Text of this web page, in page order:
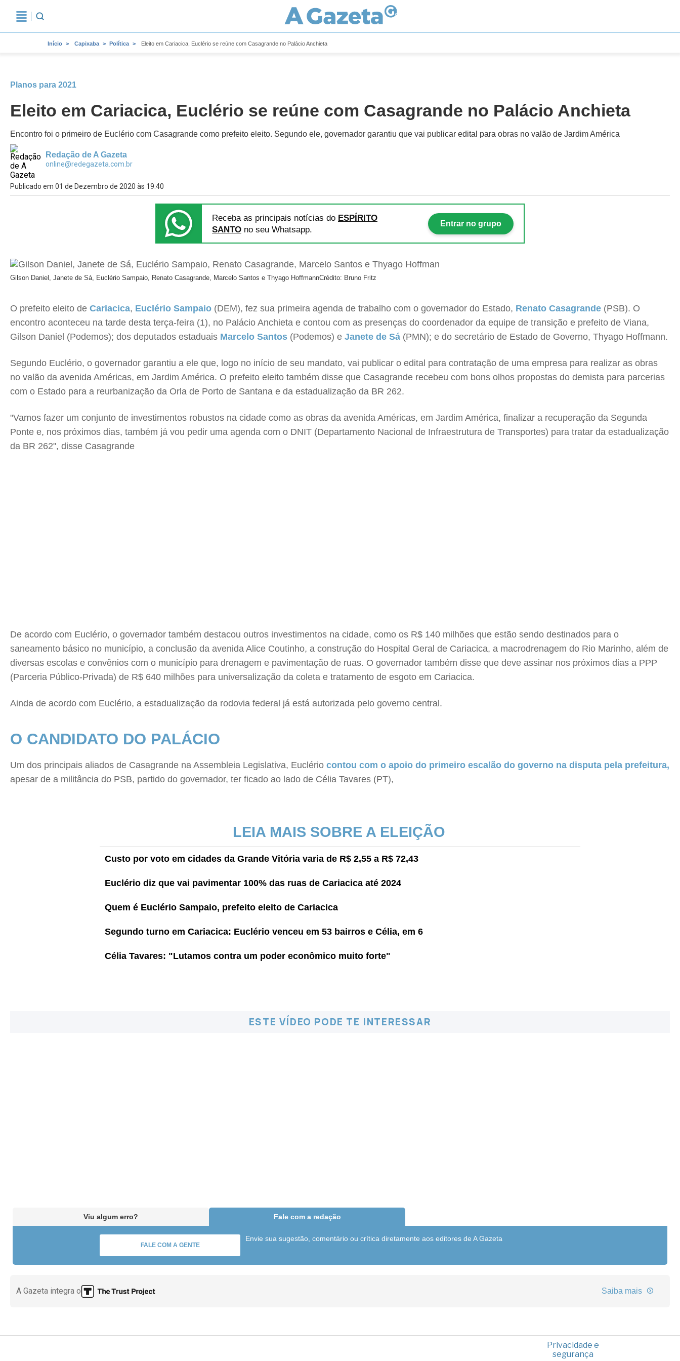
Início Capixaba Política Eleito em Cariacica, Euclério se reúne com Casagrande no Palácio Anchieta
Planos para 2021
Eleito em Cariacica, Euclério se reúne com Casagrande no Palácio Anchieta
Encontro foi o primeiro de Euclério com Casagrande como prefeito eleito. Segundo ele, governador garantiu que vai publicar edital para obras no valão de Jardim América
Redação de A Gazeta
online@redegazeta.com.br
Publicado em 01 de Dezembro de 2020 às 19:40
Receba as principais notícias do ESPÍRITO
SANTO no seu Whatsapp.
Entrar no grupo
Gilson Daniel, Janete de Sá, Euclério Sampaio, Renato Casagrande, Marcelo Santos e Thyago HoffmannCrédito: Bruno Fritz
O prefeito eleito de Cariacica, Euclério Sampaio (DEM), fez sua primeira agenda de trabalho com o governador do Estado, Renato Casagrande (PSB). O
encontro aconteceu na tarde desta terça-feira (1), no Palácio Anchieta e contou com as presenças do coordenador da equipe de transição e prefeito de Viana,
Gilson Daniel (Podemos); dos deputados estaduais Marcelo Santos (Podemos) e Janete de Sá (PMN); e do secretário de Estado de Governo, Thyago Hoffmann.
Segundo Euclério, o governador garantiu a ele que, logo no início de seu mandato, vai publicar o edital para contratação de uma empresa para realizar as obras
no valão da avenida Américas, em Jardim América. O prefeito eleito também disse que Casagrande recebeu com bons olhos propostas do demista para parcerias
com o Estado para a reurbanização da Orla de Porto de Santana e da estadualização da BR 262.
"Vamos fazer um conjunto de investimentos robustos na cidade como as obras da avenida Américas, em Jardim América, finalizar a recuperação da Segunda
Ponte e, nos próximos dias, também já vou pedir uma agenda com o DNIT (Departamento Nacional de Infraestrutura de Transportes) para tratar da estadualização
da BR 262", disse Casagrande
De acordo com Euclério, o governador também destacou outros investimentos na cidade, como os R$ 140 milhões que estão sendo destinados para o
saneamento básico no município, a conclusão da avenida Alice Coutinho, a construção do Hospital Geral de Cariacica, a macrodrenagem do Rio Marinho, além de
diversas escolas e convênios com o município para drenagem e pavimentação de ruas. O governador também disse que deve assinar nos próximos dias a PPP
(Parceria Público-Privada) de R$ 640 milhões para universalização da coleta e tratamento de esgoto em Cariacica.
Ainda de acordo com Euclério, a estadualização da rodovia federal já está autorizada pelo governo central.
O CANDIDATO DO PALÁCIO
Um dos principais aliados de Casagrande na Assembleia Legislativa, Euclério contou com o apoio do primeiro escalão do governo na disputa pela prefeitura,
apesar de a militância do PSB, partido do governador, ter ficado ao lado de Célia Tavares (PT),
LEIA MAIS SOBRE A ELEIÇÃO
Custo por voto em cidades da Grande Vitória varia de R$ 2,55 a R$ 72,43
Euclério diz que vai pavimentar 100% das ruas de Cariacica até 2024
Quem é Euclério Sampaio, prefeito eleito de Cariacica
Segundo turno em Cariacica: Euclério venceu em 53 bairros e Célia, em 6
Célia Tavares: "Lutamos contra um poder econômico muito forte"
ESTE VÍDEO PODE TE INTERESSAR
Viu algum erro? Fale com a redação
FALE COM A GENTE
Envie sua sugestão, comentário ou crítica diretamente aos editores de A Gazeta
A Gazeta integra o Saiba mais
Privacidade e
segurança